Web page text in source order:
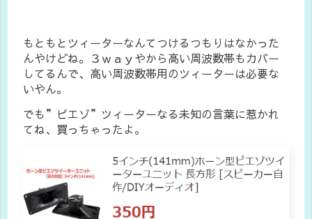
もともとツィーターなんてつけるつもりはなかった
んやけどね。３ｗａｙやから高い周波数帯もカバー
してるんで、高い周波数帯用のツィーターは必要な
いやん。
でも”ピエゾ”ツィーターなる未知の言葉に惹かれ
てね、買っちゃったよ。